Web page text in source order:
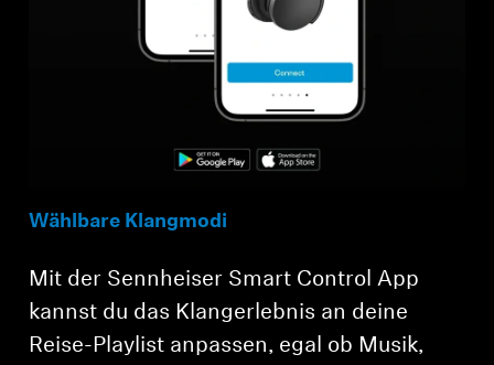
Wählbare Klangmodi
Mit der Sennheiser Smart Control App
kannst du das Klangerlebnis an deine
Reise-Playlist anpassen, egal ob Musik,